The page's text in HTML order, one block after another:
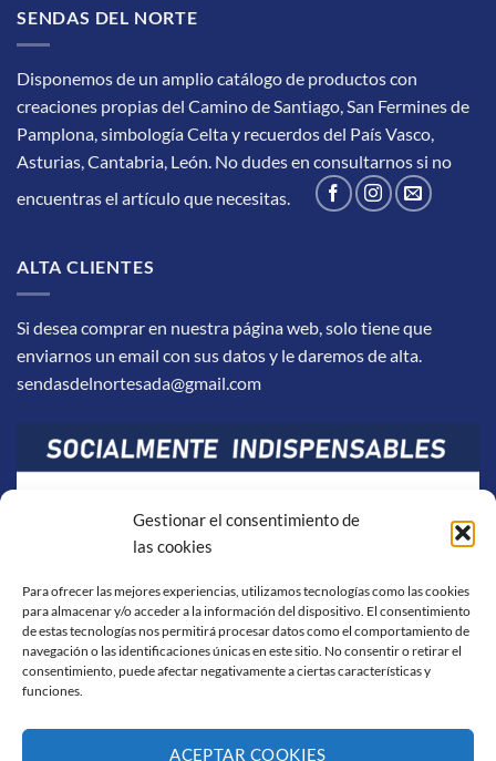
Gestionar el consentimiento de
las cookies
Para ofrecer las mejores experiencias, utilizamos tecnologías como las cookies
para almacenar y/o acceder a la información del dispositivo. El consentimiento
de estas tecnologías nos permitirá procesar datos como el comportamiento de
navegación o las identificaciones únicas en este sitio. No consentir o retirar el
consentimiento, puede afectar negativamente a ciertas características y
funciones.
ACEPTAR COOKIES
SENDAS DEL NORTE
Disponemos de un amplio catálogo de productos con
creaciones propias del Camino de Santiago, San Fermines de
Pamplona, simbología Celta y recuerdos del País Vasco,
Asturias, Cantabria, León. No dudes en consultarnos si no
encuentras el artículo que necesitas.
ALTA CLIENTES
Si desea comprar en nuestra página web, solo tiene que
enviarnos un email con sus datos y le daremos de alta.
sendasdelnortesada@gmail.com